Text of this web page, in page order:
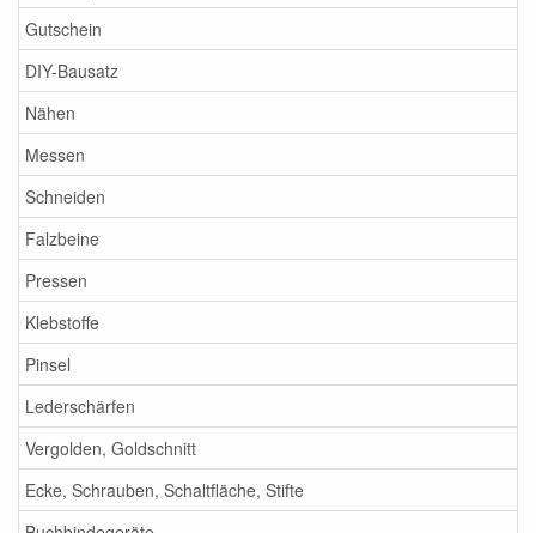
Gutschein
DIY-Bausatz
Nähen
Messen
Schneiden
Falzbeine
Pressen
Klebstoffe
Pinsel
Lederschärfen
Vergolden, Goldschnitt
Ecke, Schrauben, Schaltfläche, Stifte